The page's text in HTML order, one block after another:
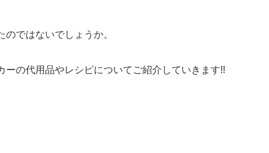
ではないでしょうか。
の代用品やレシピについてご紹介していきます!!